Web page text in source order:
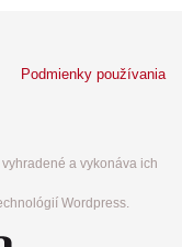
Podmienky používania
a vykonáva ich
Wordpress.